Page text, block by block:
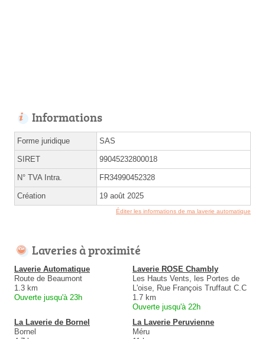
Informations
Forme juridique SAS
SIRET 99045232800018
N° TVA Intra. FR34990452328
Création 19 août 2025
Éditer les informations de ma laverie automatique
Laveries à proximité
Laverie Automatique
Route de Beaumont
1.3 km
Ouverte jusqu'à 23h
Laverie ROSE Chambly
Les Hauts Vents, les Portes de
L'oise, Rue François Truffaut C.C
1.7 km
Ouverte jusqu'à 22h
La Laverie de Bornel
Bornel
La Laverie Peruvienne
Méru